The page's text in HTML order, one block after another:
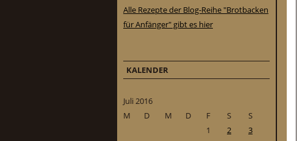
Alle Rezepte der Blog-Reihe "Brotbacken
für Anfänger" gibt es hier
KALENDER
Juli 2016
M
D M D F S
S
1
2
3